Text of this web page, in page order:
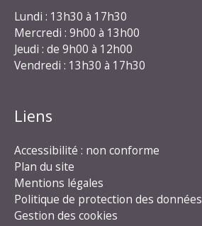
Lundi : 13h30 à 17h30
Mercredi : 9h00 à 13h00
Jeudi : de 9h00 à 12h00
Vendredi : 13h30 à 17h30
Liens
Accessibilité : non conforme
Plan du site
Mentions légales
Politique de protection des données
Gestion des cookies